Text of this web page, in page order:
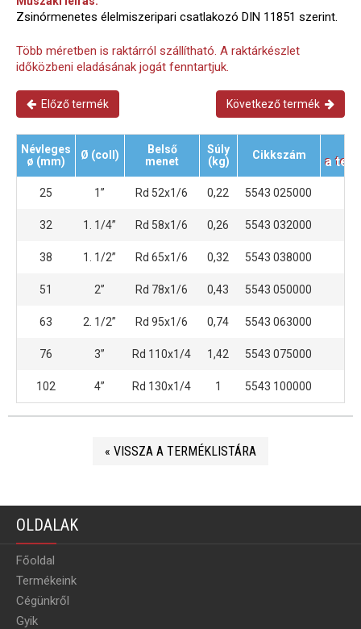
Zsinórmenetes élelmiszeripari csatlakozó DIN 11851 szerint.
Több méretben is raktárról szállítható. A raktárkészlet
időközbeni eladásának jogát fenntartjuk.
Előző termék Következő termék
Névleges
ø (mm)
Ø (coll)
Belső
menet
Súly
(kg)
Cikkszám
a
25 1” Rd 52x1/6 0,22 5543 025000
32 1. 1/4” Rd 58x1/6 0,26 5543 032000
38 1. 1/2” Rd 65x1/6 0,32 5543 038000
51 2” Rd 78x1/6 0,43 5543 050000
63 2. 1/2” Rd 95x1/6 0,74 5543 063000
76 3” Rd 110x1/4 1,42 5543 075000
102 4” Rd 130x1/4 1 5543 100000
« VISSZA A TERMÉKLISTÁRA
OLDALAK
Főoldal
Termékeink
Cégünkről
Gyik